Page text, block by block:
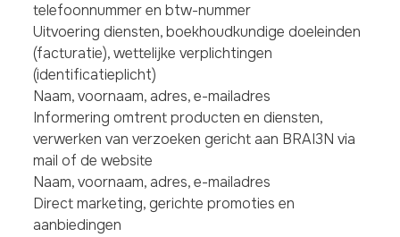
telefoonnummer en btw-nummer
Uitvoering diensten, boekhoudkundige doeleinden
(facturatie), wettelijke verplichtingen
(identificatieplicht)
Naam, voornaam, adres, e-mailadres
Informering omtrent producten en diensten,
verwerken van verzoeken gericht aan BRAI3N via
mail of de website
Naam, voornaam, adres, e-mailadres
Direct marketing, gerichte promoties en
aanbiedingen